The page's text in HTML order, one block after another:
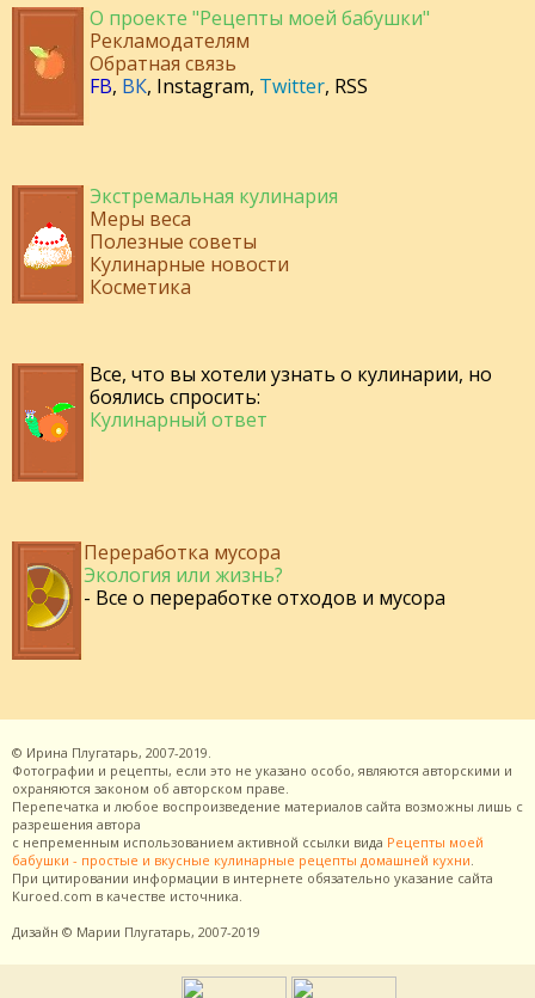
О проекте "Рецепты моей бабушки"
Рекламодателям
Обратная связь
FB, ВК, Instagram, Twitter, RSS
Экстремальная кулинария
Меры веса
Полезные советы
Кулинарные новости
Косметика
Все, что вы хотели узнать о кулинарии, но
боялись спросить:
Кулинарный ответ
Переработка мусора
Экология или жизнь?
- Все о переработке отходов и мусора
© Ирина Плугатарь, 2007-2019.
Фотографии и рецепты, если это не указано особо, являются авторскими и
охраняются законом об авторском праве.
Перепечатка и любое воспроизведение материалов сайта возможны лишь с
разрешения автора
с непременным использованием активной ссылки вида Рецепты моей
бабушки - простые и вкусные кулинарные рецепты домашней кухни.
При цитировании информации в интернете обязательно указание сайта
Kuroed.com в качестве источника.
Дизайн © Марии Плугатарь, 2007-2019